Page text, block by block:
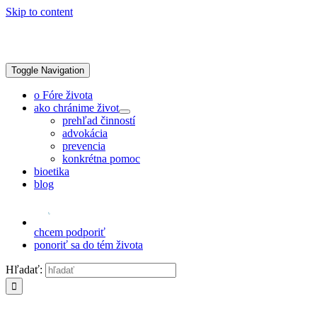
Skip to content
Toggle Navigation
o Fóre života
ako chránime život
prehľad činností
advokácia
prevencia
konkrétna pomoc
bioetika
blog
chcem podporiť
ponoriť sa do tém života
Hľadať: